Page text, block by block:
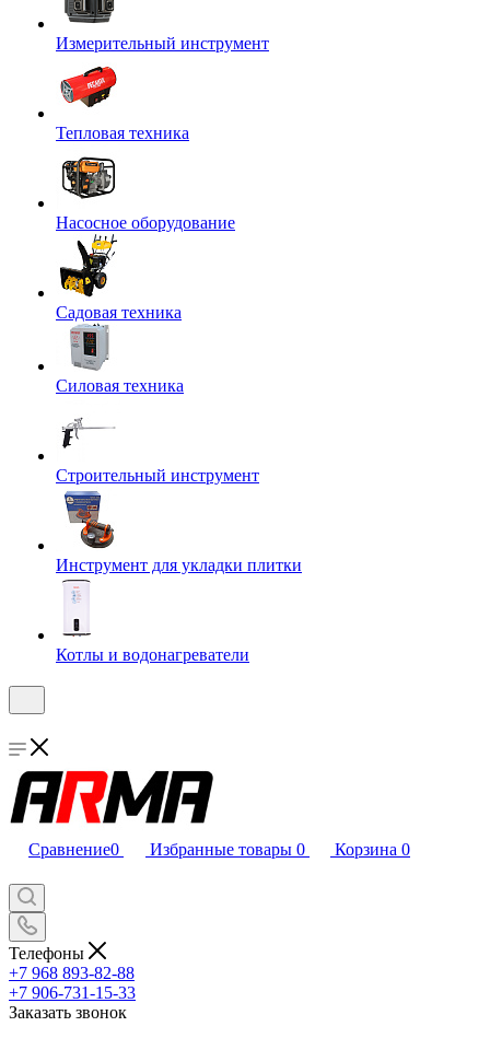
Измерительный инструмент
Тепловая техника
Насосное оборудование
Садовая техника
Силовая техника
Строительный инструмент
Инструмент для укладки плитки
Котлы и водонагреватели
Сравнение0 Избранные товары 0 Корзина 0
Телефоны
+7 968 893-82-88
+7 906-731-15-33
Заказать звонок